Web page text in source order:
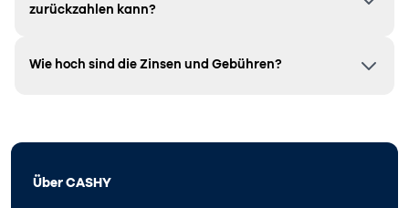
zurückzahlen kann?
Wie hoch sind die Zinsen und Gebühren?
Über CASHY